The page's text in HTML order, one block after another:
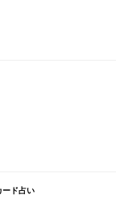
ード占い